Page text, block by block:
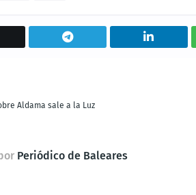
Aldama sale a la Luz
Periódico de Baleares